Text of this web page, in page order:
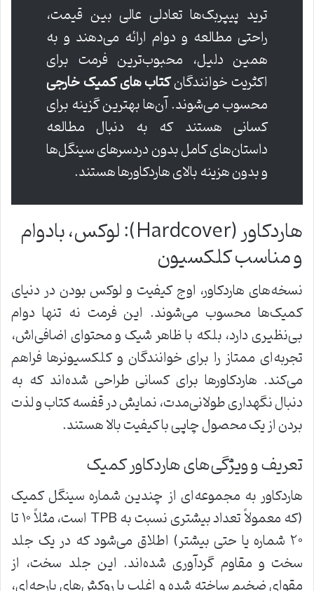
ترید پیپربک‌ها تعادلی عالی بین قیمت،
راحتی مطالعه و دوام ارائه می‌دهند و به
همین دلیل، محبوب‌ترین فرمت برای
اکثریت خوانندگانکتاب های کمیک خارجی
محسوب می‌شوند. آن‌ها بهترین گزینه برای
کسانی هستند که به دنبال مطالعه
داستان‌های کامل بدون دردسرهای سینگل‌ها
و بدون هزینه بالای هاردکاورها هستند.
هاردکاور (Hardcover): لوکس، بادوام
و مناسب کلکسیون
نسخه‌های هاردکاور، اوج کیفیت و لوکس بودن در دنیای
کمیک‌ها محسوب می‌شوند. این فرمت نه تنها دوام
بی‌نظیری دارد، بلکه با ظاهر شیک و محتوای اضافی‌اش،
تجربه‌ای ممتاز را برای خوانندگان و کلکسیونرها فراهم
می‌کند. هاردکاورها برای کسانی طراحی شده‌اند که به
دنبال نگهداری طولانی‌مدت، نمایش در قفسه کتاب و لذت
بردن از یک محصول چاپی با کیفیت بالا هستند.
تعریف و ویژگی‌های هاردکاور کمیک
هاردکاور به مجموعه‌ای از چندین شماره سینگل کمیک
(که معمولاً تعداد بیشتری نسبت به TPB است، مثلاً ۱۰ تا
۲۰ شماره یا حتی بیشتر) اطلاق می‌شود که در یک جلد
سخت و مقاوم گردآوری شده‌اند. این جلد سخت، از